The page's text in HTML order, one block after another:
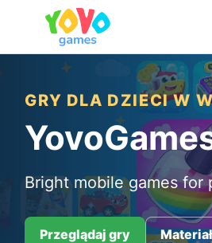
GRY DLA DZIECI W
Bright mobile games for
Przeglądaj gry